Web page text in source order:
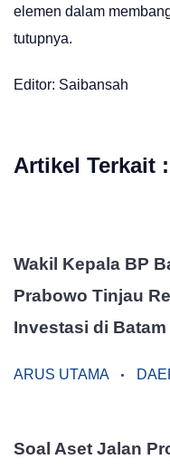
elemen dalam
tutupnya.
Editor: Saibansah
Artikel Terkait :
Wakil Kepala BP
Prabowo Tinjau
Investasi di Batam
ARUS UTAMA
Soal Aset Jalan